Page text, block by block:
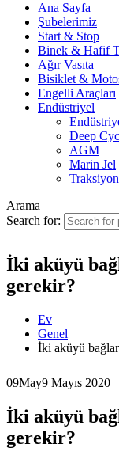
Ana Sayfa
Şubelerimiz
Start & Stop
Binek & Hafif
Ağır Vasıta
Bisiklet &
Engelli Araçları
Endüstriyel
Deep
AGM
Marin Jel
Arama
Search for:
İki aküyü
gerekir?
Ev
Genel
İki aküyü
09May9 Mayıs 2020
İki aküyü
gerekir?